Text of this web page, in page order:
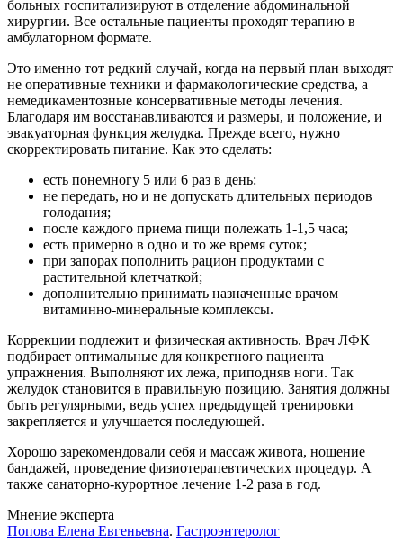
больных госпитализируют в отделение абдоминальной
хирургии. Все остальные пациенты проходят терапию в
амбулаторном формате.
Это именно тот редкий случай, когда на первый план выходят
не оперативные техники и фармакологические средства, а
немедикаментозные консервативные методы лечения.
Благодаря им восстанавливаются и размеры, и положение, и
эвакуаторная функция желудка. Прежде всего, нужно
скорректировать питание. Как это сделать:
есть понемногу 5 или 6 раз в день:
не передать, но и не допускать длительных периодов
голодания;
после каждого приема пищи полежать 1-1,5 часа;
есть примерно в одно и то же время суток;
при запорах пополнить рацион продуктами с
растительной клетчаткой;
дополнительно принимать назначенные врачом
витаминно-минеральные комплексы.
Коррекции подлежит и физическая активность. Врач ЛФК
подбирает оптимальные для конкретного пациента
упражнения. Выполняют их лежа, приподняв ноги. Так
желудок становится в правильную позицию. Занятия должны
быть регулярными, ведь успех предыдущей тренировки
закрепляется и улучшается последующей.
Хорошо зарекомендовали себя и массаж живота, ношение
бандажей, проведение физиотерапевтических процедур. А
также санаторно-курортное лечение 1-2 раза в год.
Мнение эксперта
Попова Елена Евгеньевна. Гастроэнтеролог